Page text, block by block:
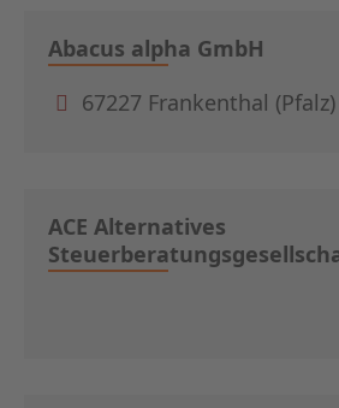
Abacus alpha GmbH
67227 Frankenthal (Pfalz)
ACE Alternatives